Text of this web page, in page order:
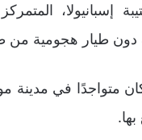
إسبانيولا،
دون طيار هجومية من
متواجدًا في مدينة